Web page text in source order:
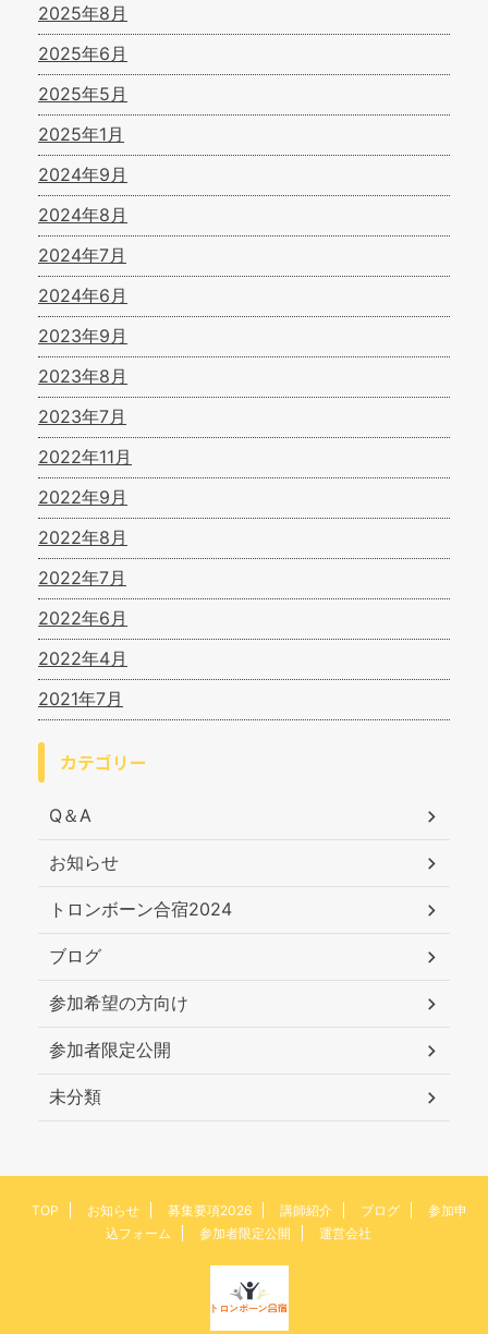
2025年8月
2025年6月
2025年5月
2025年1月
2024年9月
2024年8月
2024年7月
2024年6月
2023年9月
2023年8月
2023年7月
2022年11月
2022年9月
2022年8月
2022年7月
2022年6月
2022年4月
2021年7月
カテゴリー
Q＆A
お知らせ
トロンボーン合宿2024
ブログ
参加希望の方向け
参加者限定公開
未分類
TOP お知らせ 募集要項2026 講師紹介 ブログ
参加申
込フォーム
参加者限定公開 運営会社